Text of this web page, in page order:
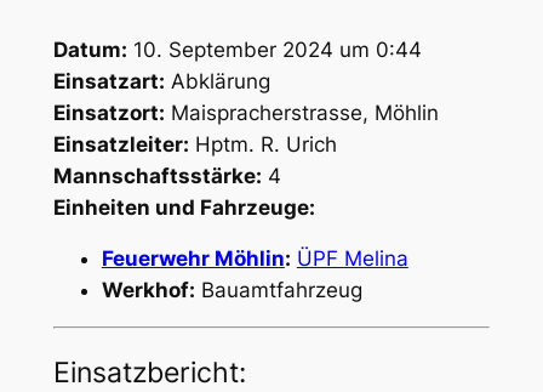
Datum: 10. September 2024 um 0:44
Einsatzart: Abklärung
Einsatzort: Maispracherstrasse, Möhlin
Einsatzleiter: Hptm. R. Urich
Mannschaftsstärke: 4
Einheiten und Fahrzeuge:
Feuerwehr Möhlin: ÜPF Melina
Werkhof: Bauamtfahrzeug
Einsatzbericht: